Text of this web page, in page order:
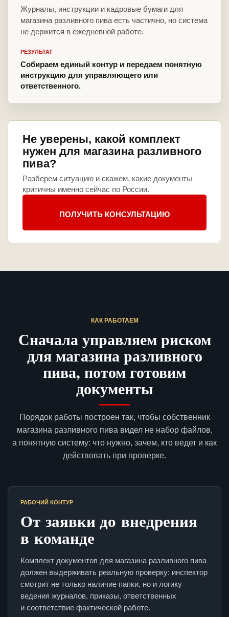
Журналы, инструкции и кадровые бумаги для
магазина разливного пива есть частично, но система
не держится в ежедневной работе.
РЕЗУЛЬТАТ
Собираем единый контур и передаем понятную
инструкцию для управляющего или
ответственного.
Не уверены, какой комплект
нужен для магазина разливного
пива?
Разберем ситуацию и скажем, какие документы
критичны именно сейчас по России.
ПОЛУЧИТЬ КОНСУЛЬТАЦИЮ
КАК РАБОТАЕМ
Сначала управляем риском
для магазина разливного
пива, потом готовим
документы
Порядок работы построен так, чтобы собственник
магазина разливного пива видел не набор файлов,
а понятную систему: что нужно, зачем, кто ведет и как
действовать при проверке.
РАБОЧИЙ КОНТУР
От заявки до внедрения
в команде
Комплект документов для магазина разливного пива
должен выдерживать реальную проверку: инспектор
смотрит не только наличие папки, но и логику
ведения журналов, приказы, ответственных
и соответствие фактической работе.